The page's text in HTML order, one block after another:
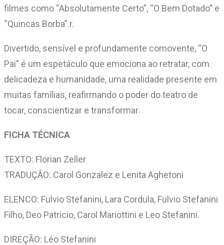
filmes como “Absolutamente Certo”, “O Bem Dotado” e
“Quincas Borba”.r.
Divertido, sensível e profundamente comovente, “O
Pai” é um espetáculo que emociona ao retratar, com
delicadeza e humanidade, uma realidade presente em
muitas famílias, reafirmando o poder do teatro de
tocar, conscientizar e transformar.
FICHA TÉCNICA
TEXTO: Florian Zeller
TRADUÇÃO: Carol Gonzalez e Lenita Aghetoni
ELENCO: Fulvio Stefanini, Lara Cordula, Fulvio Stefanini
Filho, Deo Patricio, Carol Mariottini e Leo Stefanini.
DIREÇÃO: Léo Stefanini